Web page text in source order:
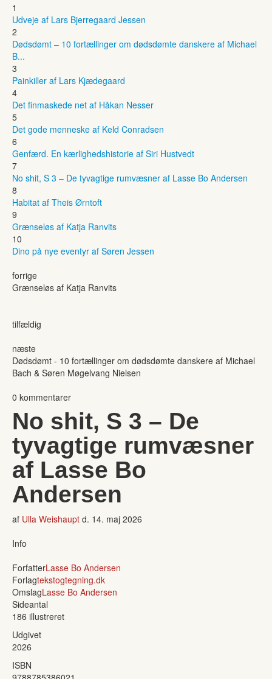
1
Udveje af Lars Bjerregaard Jessen
2
Dødsdømt – 10 fortællinger om dødsdømte danskere af Michael
B...
3
Painkiller af Lars Kjædegaard
4
Det finmaskede net af Håkan Nesser
5
Det gode menneske af Keld Conradsen
6
Genfærd. En kærlighedshistorie af Siri Hustvedt
7
No shit, S 3 – De tyvagtige rumvæsner af Lasse Bo Andersen
8
Habitat af Theis Ørntoft
9
Grænseløs af Katja Ranvits
10
Dino på nye eventyr af Søren Jessen
forrige
Grænseløs af Katja Ranvits
tilfældig
næste
Dødsdømt - 10 fortællinger om dødsdømte danskere af Michael
Bach & Søren Møgelvang Nielsen
0 kommentarer
No shit, S 3 – De
tyvagtige rumvæsner
af Lasse Bo
Andersen
af Ulla Weishaupt d. 14. maj 2026
Info
ForfatterLasse Bo Andersen
Forlagtekstogtegning.dk
OmslagLasse Bo Andersen
Sideantal
186 illustreret
Udgivet
2026
ISBN